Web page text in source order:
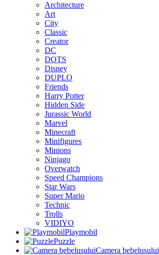
Architecture
Art
City
Classic
Creator
DC
DOTS
Disney
DUPLO
Friends
Harry Potter
Hidden Side
Jurassic World
Marvel
Minecraft
Minifigures
Minions
Ninjago
Overwatch
Speed Champions
Star Wars
Super Mario
Technic
Trolls
VIDIYO
Playmobil
Puzzle
Camera bebelusului